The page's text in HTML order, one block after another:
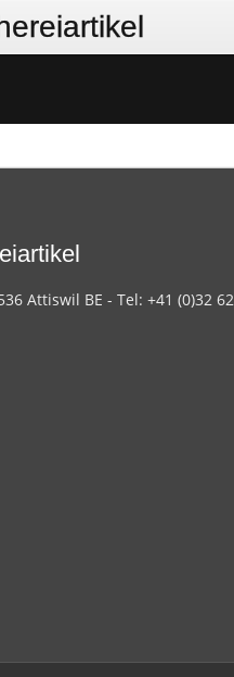
Attiswil BE - Tel: +41 (0)32